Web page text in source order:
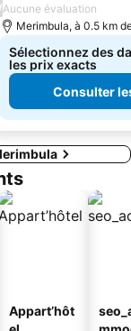
/Aucune évaluation
Merimbula, à 0.5 km
Sélectionnez des
les prix exacts
Consulter
Appart’hôt